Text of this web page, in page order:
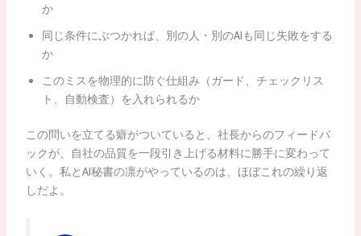
か
同じ条件にぶつかれば、別の人・別のAIも同じ失敗をする
か
このミスを物理的に防ぐ仕組み（ガード、チェックリス
ト、自動検査）を入れられるか
この問いを立てる癖がついていると、社長からのフィードバ
ックが、自社の品質を一段引き上げる材料に勝手に変わって
いく。私とAI秘書の凛がやっているのは、ほぼこれの繰り返
しだよ。